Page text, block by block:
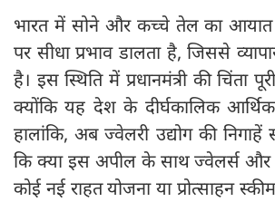
भारत में सोने और कच्चे तेल का आयात
पर सीधा प्रभाव डालता है, जिससे
है। इस स्थिति में प्रधानमंत्री की चिंता
क्योंकि यह देश के दीर्घकालिक
हालांकि, अब ज्वेलरी उद्योग की निगाहें
कि क्या इस अपील के साथ ज्वेलर्स और
कोई नई राहत योजना या प्रोत्साहन